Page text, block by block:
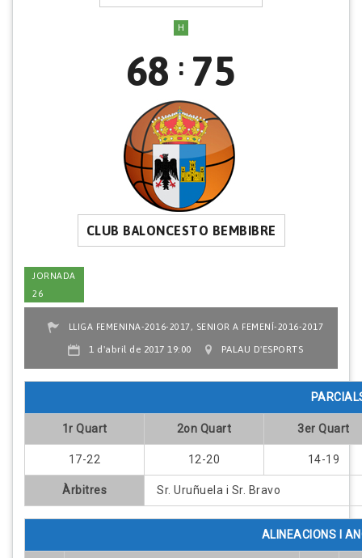
H
68 : 75
CLUB BALONCESTO BEMBIBRE
JORNADA
26
LLIGA FEMENINA-2016-2017, SENIOR A FEMENÍ-2016-2017
1 d'abril de 2017 19:00 PALAU D'ESPORTS
1r Quart 2on Quart 3er Quart
17-22 12-20 14-19
Àrbitres Sr. Uruñuela i Sr. Bravo
ALINEACIONS I